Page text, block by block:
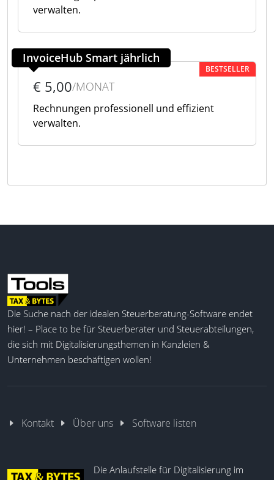
verwalten.
InvoiceHub Smart jährlich
BESTSELLER
€ 5,00/MONAT
Rechnungen professionell und effizient
verwalten.
Die Suche nach der idealen Steuerberatung-Software endet
hier! – Place to be für Steuerberater und Steuerabteilungen,
die sich mit Digitalisierungsthemen in Kanzleien &
Unternehmen beschäftigen wollen!
Kontakt Über uns Software listen
Die Anlaufstelle für Digitalisierung im